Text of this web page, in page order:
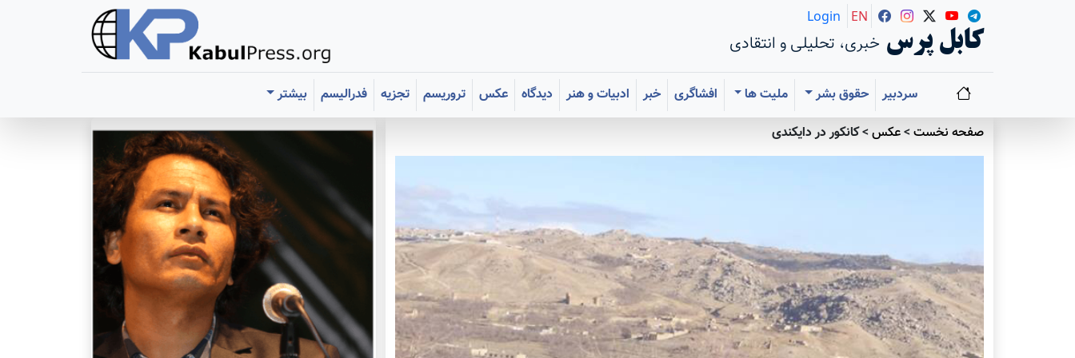
کابل پرس خبری، تحلیلی و انتقادی
Login EN
سردبیر حقوق بشر ملیت ها افشاگری خبر ادبیات و هنر دیدگاه عکس تروریسم تجزیه فدرالیسم
بیشتر
صفحه نخست>عکس>کانکور در دایکندی